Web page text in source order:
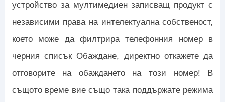
устройство за мултимедиен записващ продукт с
независими права на интелектуална собственост,
което може да филтрира телефонния номер в
черния списък Обаждане, директно откажете да
отговорите на обаждането на този номер! В
същото време вие ​​също така поддържате режима